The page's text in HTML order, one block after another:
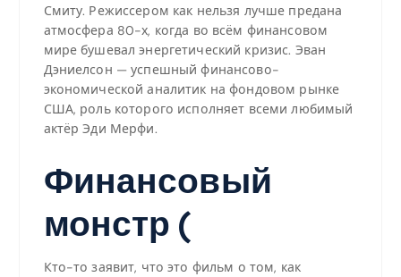
Смиту. Режиссером как нельзя лучше предана
атмосфера 80-х, когда во всём финансовом
мире бушевал энергетический кризис. Эван
Дэниелсон — успешный финансово-
экономической аналитик на фондовом рынке
США, роль которого исполняет всеми любимый
актёр Эди Мерфи.
Финансовый
монстр (
Кто-то заявит, что это фильм о том, как